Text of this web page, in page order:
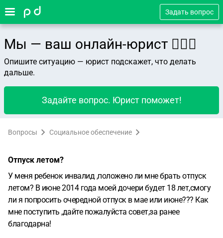
Задать вопрос
Мы — ваш онлайн-юрист 👨🏻‍⚖️
Опишите ситуацию — юрист подскажет, что делать
дальше.
Задайте вопрос. Юрист поможет!
Вопросы Социальное обеспечение
Отпуск летом?
У меня ребенок инвалид ,положено ли мне брать отпуск
летом? В июне 2014 года моей дочери будет 18 лет,смогу
ли я попросить очередной отпуск в мае или июне??? Как
мне поступить ,дайте пожалуйста совет,за ранее
благодарна!